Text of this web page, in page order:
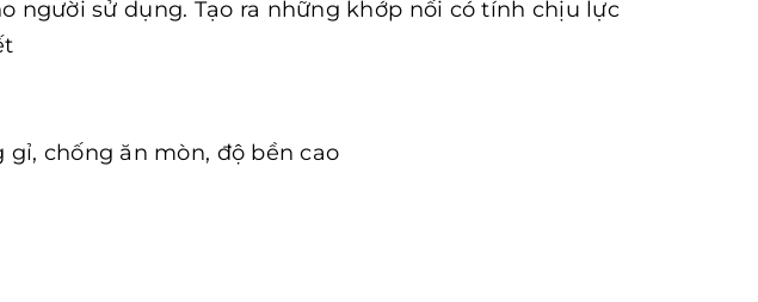
người sử dụng. Tạo ra những khớp nối có tính chịu lực
chống ăn mòn, độ bền cao